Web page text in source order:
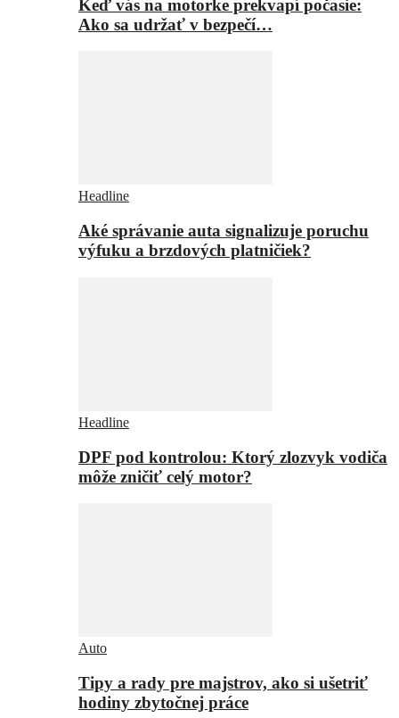
Keď vás na motorke prekvapí počasie:
Ako sa udržať v bezpečí…
Headline
Aké správanie auta signalizuje poruchu
výfuku a brzdových platničiek?
Headline
DPF pod kontrolou: Ktorý zlozvyk vodiča
môže zničiť celý motor?
Auto
Tipy a rady pre majstrov, ako si ušetriť
hodiny zbytočnej práce